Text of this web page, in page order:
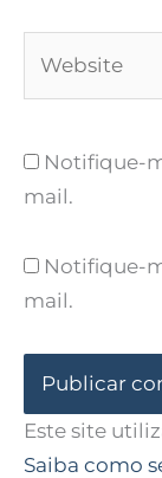
Notifique-
mail.
Notifique-
mail.
Este site
Saiba como